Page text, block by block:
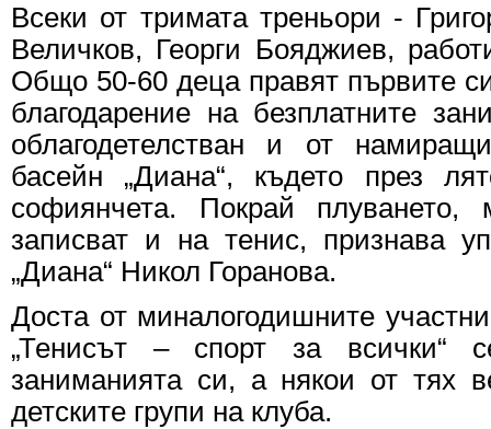
Всеки от тримата треньори -
Величков, Георги Бояджиев,
Общо 50-60 деца правят първите
благодарение на безплатните
облагодетелстван и от
басейн „Диана“, където през
софиянчета. Покрай
записват и на тенис, признава
„Диана“ Никол Горанова.
Доста от миналогодишните
„Тенисът – спорт за всички“
заниманията си, а някои от тях
детските групи на клуба.